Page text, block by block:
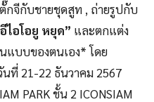
กจีกับชายชุดสูท , ถ่ายรูปกับ
ไอโอยู หยุด” และตกแต่ง
แบบของตนเอง* โดย
ที่ 21-22 ธันวาคม 2567
PARK ชั้น 2 ICONSIAM